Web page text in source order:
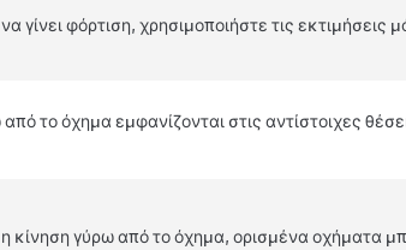
γίνει φόρτιση, χρησιμοποιήστε τις εκτιμήσεις
το όχημα εμφανίζονται στις αντίστοιχες
κίνηση γύρω από το όχημα, ορισμένα οχήματα